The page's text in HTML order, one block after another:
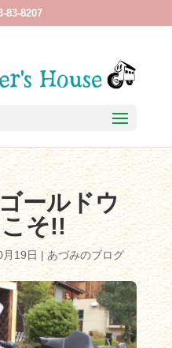
83-8207
ールドウ
そ!!
19日 | あづみのブログ